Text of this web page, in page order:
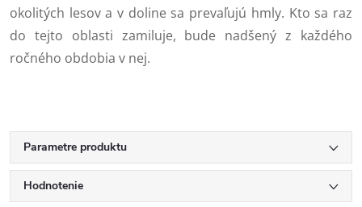
okolitých lesov a v doline sa prevaľujú hmly. Kto sa raz
do tejto oblasti zamiluje, bude nadšený z každého
ročného obdobia v nej.
Parametre produktu
Hodnotenie